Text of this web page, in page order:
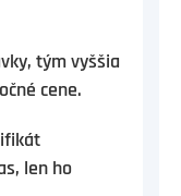
tým vyššia
cene.
len ho